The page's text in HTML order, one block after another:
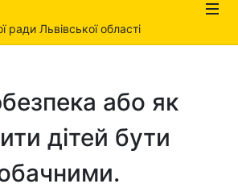
ради Львівської області
або як
дітей бути